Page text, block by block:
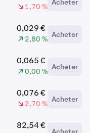
1,70 %
0,029 €
2,80 %
Acheter
0,065 €
0,00 %
Acheter
0,076 €
2,70 %
Acheter
82,54 €